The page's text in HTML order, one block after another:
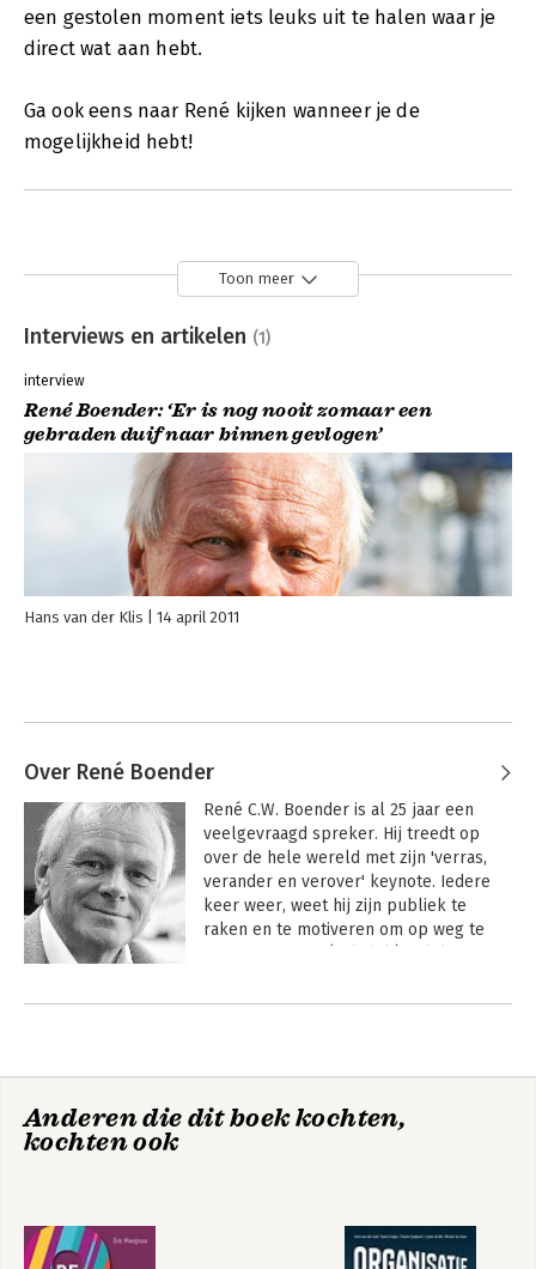
een gestolen moment iets leuks uit te halen waar je
direct wat aan hebt.
Ga ook eens naar René kijken wanneer je de
mogelijkheid hebt!
Toon meer
Interviews en artikelen (1)
interview
René Boender: ‘Er is nog nooit zomaar een
gebraden duif naar binnen gevlogen’
Hans van der Klis 14 april 2011
Over René Boender
René C.W. Boender is al 25 jaar een
veelgevraagd spreker. Hij treedt op
over de hele wereld met zijn 'verras,
verander en verover' keynote. Iedere
keer weer, weet hij zijn publiek te
raken en te motiveren om op weg te
Op uitnodiging adviseert hij als brain-
hij gastcolleges aan internationale
publiceerde hij maar liefst 6
studeren en te promoveren. Social
Andere boeken door René Boender
Anderen die dit boek kochten,
kochten ook